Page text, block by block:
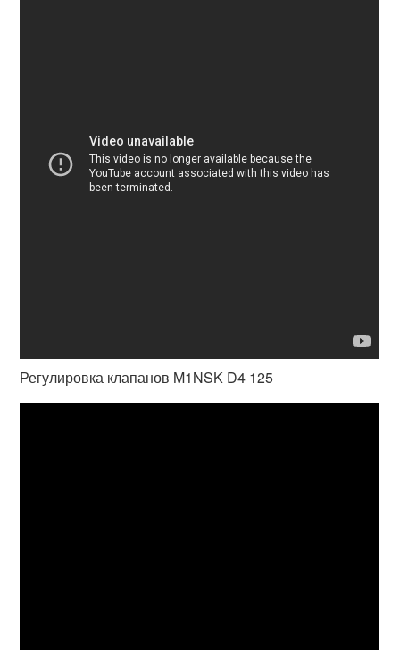
Регулировка клапанов M1NSK D4 125